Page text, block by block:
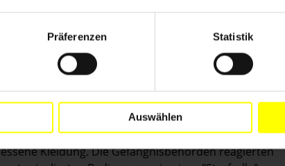
Präferenzen Statistik
Auswählen
min Ramadān 7 festgehalten wird, seit 2017 weder
darf, haben seine
Informationen über ihn. Sie wissen nur, was ihnen
oder durch Angehörige anderer Gefangener
länger unter schweren psychischen Problemen.
Er protestierte damit gegen seine willkürliche
und forderte die Erlaubnis, Familienbesuche zu
Kleidung. Die Gefängnisbehörden reagierten